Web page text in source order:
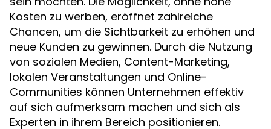
Kosten zu werben, eröffnet zahlreiche
Chancen, um die Sichtbarkeit zu erhöhen und
neue Kunden zu gewinnen. Durch die Nutzung
von sozialen Medien, Content-Marketing,
lokalen Veranstaltungen und Online-
Communities können Unternehmen effektiv
auf sich aufmerksam machen und sich als
Experten in ihrem Bereich positionieren.